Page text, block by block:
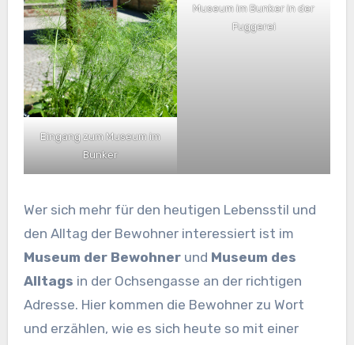
Eingang zum Museum im
Bunker
Museum im Bunker in der
Fuggerei
Wer sich mehr für den heutigen Lebensstil und
den Alltag der Bewohner interessiert ist im
Museum der Bewohnerund Museum des
Alltags in der Ochsengasse an der richtigen
Adresse. Hier kommen die Bewohner zu Wort
und erzählen, wie es sich heute so mit einer